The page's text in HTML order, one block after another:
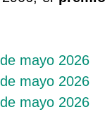
mayo 2026
mayo 2026
mayo 2026